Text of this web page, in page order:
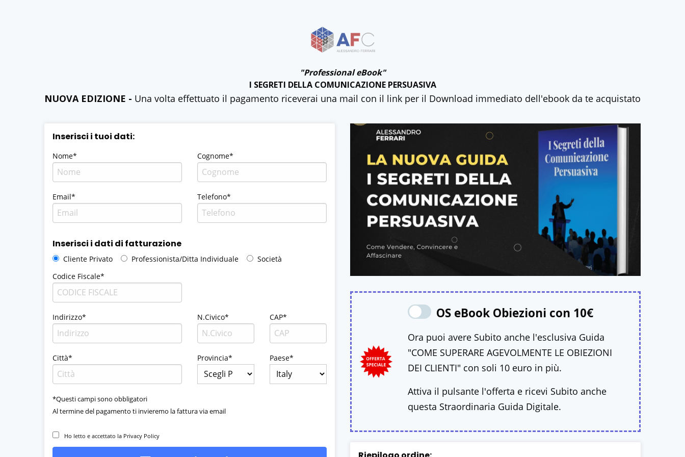
"Professional eBook"
I SEGRETI DELLA COMUNICAZIONE PERSUASIVA
NUOVA EDIZIONE - Una volta effettuato il pagamento riceverai una mail con il link per il Download immediato dell'ebook da te acquistato
Inserisci i tuoi dati:
Nome* Cognome*
Email* Telefono*
Inserisci i dati di fatturazione
Cliente Privato Professionista/Ditta Individuale
Società
Codice Fiscale*
Indirizzo* N.Civico* CAP*
Città* Provincia* Paese*
*Questi campi sono obbligatori
Al termine del pagamento ti invieremo la fattura via email
Ho letto e accettato la Privacy Policy
OS eBook Obiezioni con 10€
Ora puoi avere Subito anche l'esclusiva Guida
"COME SUPERARE AGEVOLMENTE LE OBIEZIONI
DEI CLIENTI" con soli 10 euro in più.
Attiva il pulsante l'offerta e ricevi Subito anche
questa Straordinaria Guida Digitale.